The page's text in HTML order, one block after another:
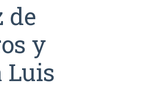
de
y
Luis